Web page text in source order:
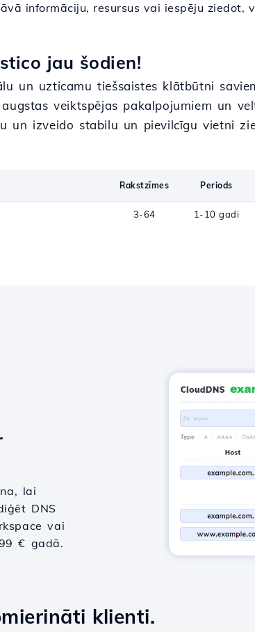
informāciju, resursus vai iespēju
jau šodien!
un uzticamu tiešsaistes klātbūtni
veiktspējas pakalpojumiem un
un izveido stabilu un pievilcīgu vietni
Rakstzīmes Periods
3-64 1-10 gadi
lai
DNS
vai
€ gadā.
klienti.